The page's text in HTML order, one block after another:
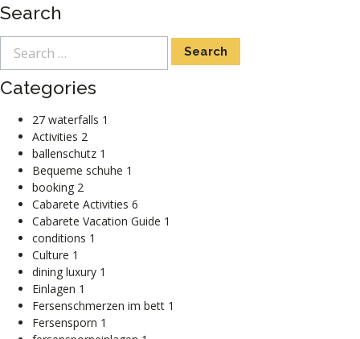
Search
Categories
27 waterfalls 1
Activities 2
ballenschutz 1
Bequeme schuhe 1
booking 2
Cabarete Activities 6
Cabarete Vacation Guide 1
conditions 1
Culture 1
dining luxury 1
Einlagen 1
Fersenschmerzen im bett 1
Fersensporn 1